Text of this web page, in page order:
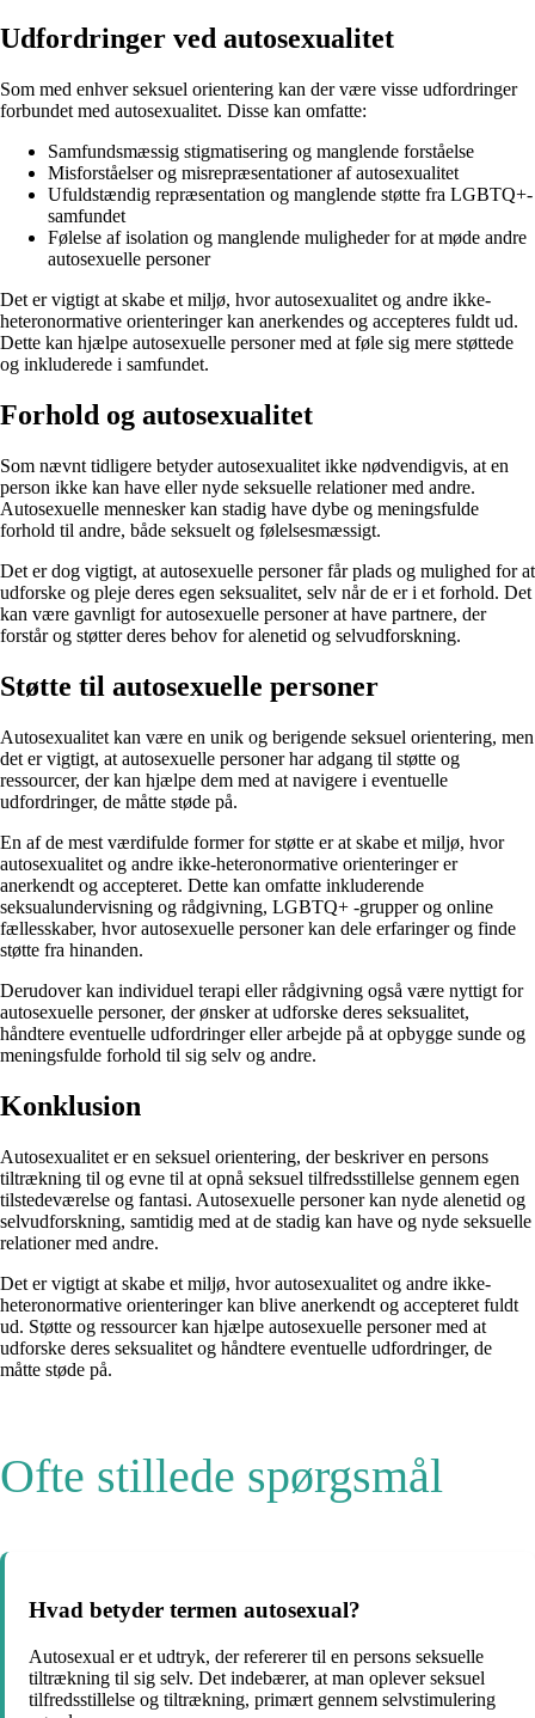
Udfordringer ved autosexualitet
Som med enhver seksuel orientering kan der være visse udfordringer
forbundet med autosexualitet. Disse kan omfatte:
Samfundsmæssig stigmatisering og manglende forståelse
Misforståelser og misrepræsentationer af autosexualitet
Ufuldstændig repræsentation og manglende støtte fra LGBTQ+-
samfundet
Følelse af isolation og manglende muligheder for at møde andre
autosexuelle personer
Det er vigtigt at skabe et miljø, hvor autosexualitet og andre ikke-
heteronormative orienteringer kan anerkendes og accepteres fuldt ud.
Dette kan hjælpe autosexuelle personer med at føle sig mere støttede
og inkluderede i samfundet.
Forhold og autosexualitet
Som nævnt tidligere betyder autosexualitet ikke nødvendigvis, at en
person ikke kan have eller nyde seksuelle relationer med andre.
Autosexuelle mennesker kan stadig have dybe og meningsfulde
forhold til andre, både seksuelt og følelsesmæssigt.
Det er dog vigtigt, at autosexuelle personer får plads og mulighed for at
udforske og pleje deres egen seksualitet, selv når de er i et forhold. Det
kan være gavnligt for autosexuelle personer at have partnere, der
forstår og støtter deres behov for alenetid og selvudforskning.
Støtte til autosexuelle personer
Autosexualitet kan være en unik og berigende seksuel orientering, men
det er vigtigt, at autosexuelle personer har adgang til støtte og
ressourcer, der kan hjælpe dem med at navigere i eventuelle
udfordringer, de måtte støde på.
En af de mest værdifulde former for støtte er at skabe et miljø, hvor
autosexualitet og andre ikke-heteronormative orienteringer er
anerkendt og accepteret. Dette kan omfatte inkluderende
seksualundervisning og rådgivning, LGBTQ+ -grupper og online
fællesskaber, hvor autosexuelle personer kan dele erfaringer og finde
støtte fra hinanden.
Derudover kan individuel terapi eller rådgivning også være nyttigt for
autosexuelle personer, der ønsker at udforske deres seksualitet,
håndtere eventuelle udfordringer eller arbejde på at opbygge sunde og
meningsfulde forhold til sig selv og andre.
Konklusion
Autosexualitet er en seksuel orientering, der beskriver en persons
tiltrækning til og evne til at opnå seksuel tilfredsstillelse gennem egen
tilstedeværelse og fantasi. Autosexuelle personer kan nyde alenetid og
selvudforskning, samtidig med at de stadig kan have og nyde seksuelle
relationer med andre.
Det er vigtigt at skabe et miljø, hvor autosexualitet og andre ikke-
heteronormative orienteringer kan blive anerkendt og accepteret fuldt
ud. Støtte og ressourcer kan hjælpe autosexuelle personer med at
udforske deres seksualitet og håndtere eventuelle udfordringer, de
måtte støde på.
Ofte stillede spørgsmål
Hvad betyder termen autosexual?
Autosexual er et udtryk, der refererer til en persons seksuelle
tiltrækning til sig selv. Det indebærer, at man oplever seksuel
tilfredsstillelse og tiltrækning, primært gennem selvstimulering